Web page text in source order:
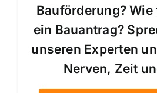
Bauförderung?
ein Bauantrag?
unseren Experten
Nerven, Zeit